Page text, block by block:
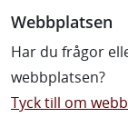
Webbplatsen
Har du frågor
webbplatsen?
Tyck till om